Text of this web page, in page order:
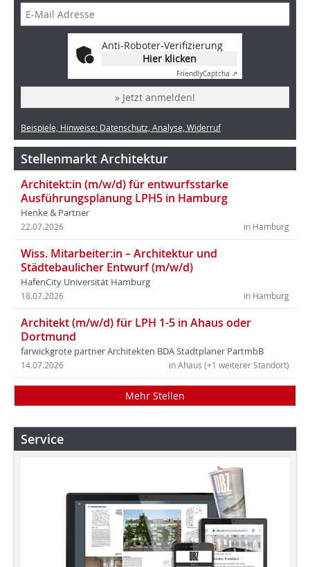
Anti-Roboter-Verifizierung
Hier klicken
FriendlyCaptcha ⇗
» Jetzt anmelden!
Beispiele, Hinweise: Datenschutz, Analyse, Widerruf
Stellenmarkt Architektur
Architekt:in (m/w/d) für entwurfsstarke
Ausführungsplanung LPH5 in Hamburg
Henke & Partner
in Hamburg
22.07.2026
Wiss. Mitarbeiter:in – Architektur und
Städtebaulicher Entwurf (m/w/d)
HafenCity Universität Hamburg
in Hamburg
18.07.2026
Architekt (m/w/d) für LPH 1-5 in Ahaus oder
Dortmund
farwickgrote partner Architekten BDA Stadtplaner PartmbB
in Ahaus (+1 weiterer Standort)
14.07.2026
Mehr Stellen
Service